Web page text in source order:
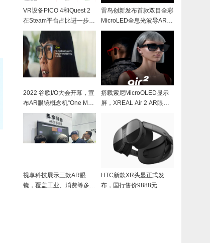
VR设备PICO 4和Quest 2
在Steam平台占比进一步提
升
雷鸟创新发布首款双目全彩
MicroLED全息光波导AR眼
镜！
2022 谷歌I/O大会开幕，宣
布AR眼镜概念机“One Mor
e Thing”
搭载索尼MicroOLED显示
屏，XREAL Air 2 AR眼镜
视享科技展示三款AR眼
镜，覆盖工业、消费等多个
HTC新款XR头显正式发
布，国行售价9888元